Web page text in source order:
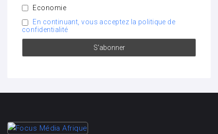
Economie
En continuant, vous acceptez la politique de
confidentialité